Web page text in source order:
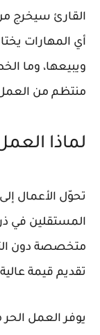
القارئ سيخرج
أي المهارات
ويبيعها، وما
منتظم من العمل
لماذا
تحوّل الأعمال
المستقلين في
متخصصة دون
تقديم قيمة
يوفر العمل